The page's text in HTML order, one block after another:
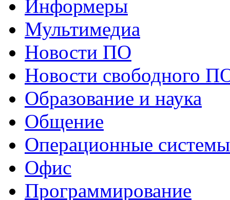
Информеры
Мультимедиа
Новости ПО
Новости свободного
Образование и наука
Общение
Операционные системы
Офис
Программирование